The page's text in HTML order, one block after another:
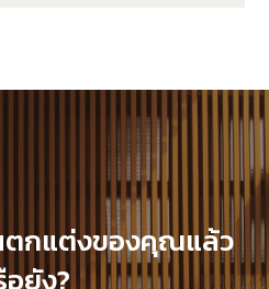
ตกแต่งของคุณแล้ว
ยัง?